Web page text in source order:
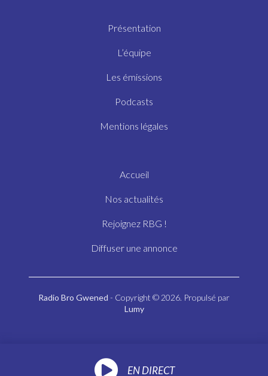
EN DIRECT
Présentation
L’équipe
Les émissions
Podcasts
Mentions légales
Accueil
Nos actualités
Rejoignez RBG !
Diffuser une annonce
Radio Bro Gwened - Copyright © 2026. Propulsé par
Lumy